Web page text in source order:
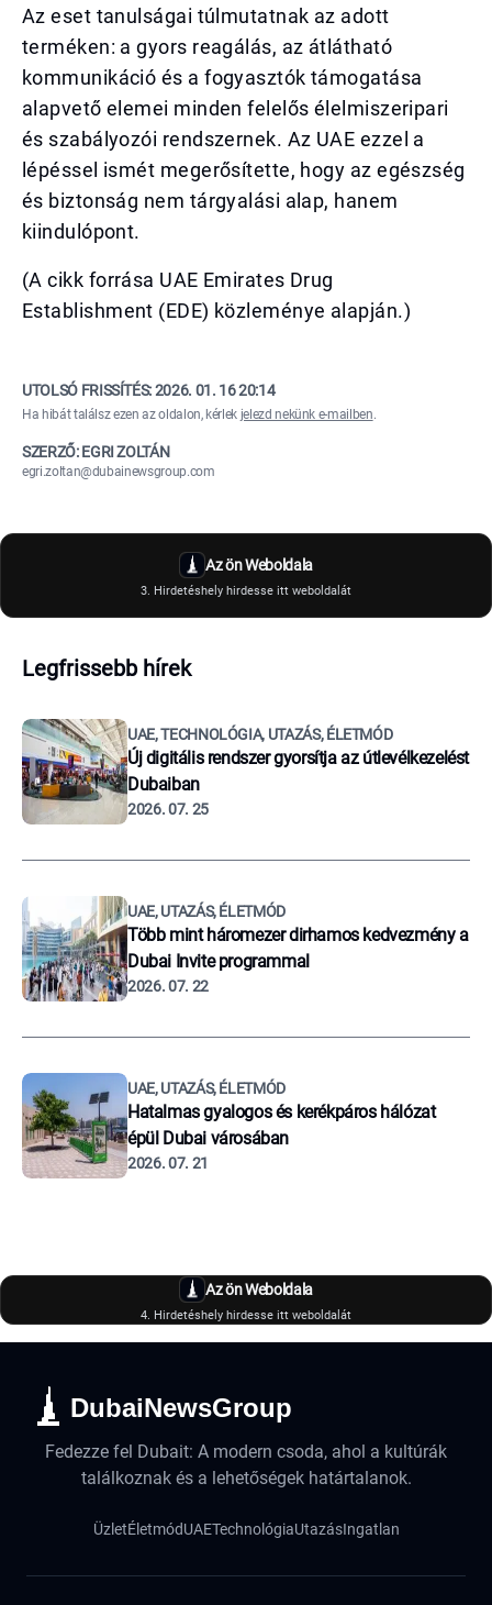
Az eset tanulságai túlmutatnak az adott
terméken: a gyors reagálás, az átlátható
kommunikáció és a fogyasztók támogatása
alapvető elemei minden felelős élelmiszeripari
és szabályozói rendszernek. Az UAE ezzel a
lépéssel ismét megerősítette, hogy az egészség
és biztonság nem tárgyalási alap, hanem
kiindulópont.
(A cikk forrása UAE Emirates Drug
Establishment (EDE) közleménye alapján.)
UTOLSÓ FRISSÍTÉS:2026. 01. 16 20:14
Ha hibát találsz ezen az oldalon, kérlek jelezd nekünk e-mailben.
SZERZŐ: EGRI ZOLTÁN
egri.zoltan@dubainewsgroup.com
Az ön Weboldala
3. Hirdetéshely hirdesse itt weboldalát
Legfrissebb hírek
UAE, TECHNOLÓGIA, UTAZÁS, ÉLETMÓD
Új digitális rendszer gyorsítja az útlevélkezelést
Dubaiban
2026. 07. 25
UAE, UTAZÁS, ÉLETMÓD
Több mint háromezer dirhamos kedvezmény a
Dubai Invite programmal
2026. 07. 22
UAE, UTAZÁS, ÉLETMÓD
Hatalmas gyalogos és kerékpáros hálózat
épül Dubai városában
2026. 07. 21
Az ön Weboldala
4. Hirdetéshely hirdesse itt weboldalát
DubaiNewsGroup
Fedezze fel Dubait: A modern csoda, ahol a kultúrák
találkoznak és a lehetőségek határtalanok.
ÜzletÉletmódUAETechnológiaUtazásIngatlan